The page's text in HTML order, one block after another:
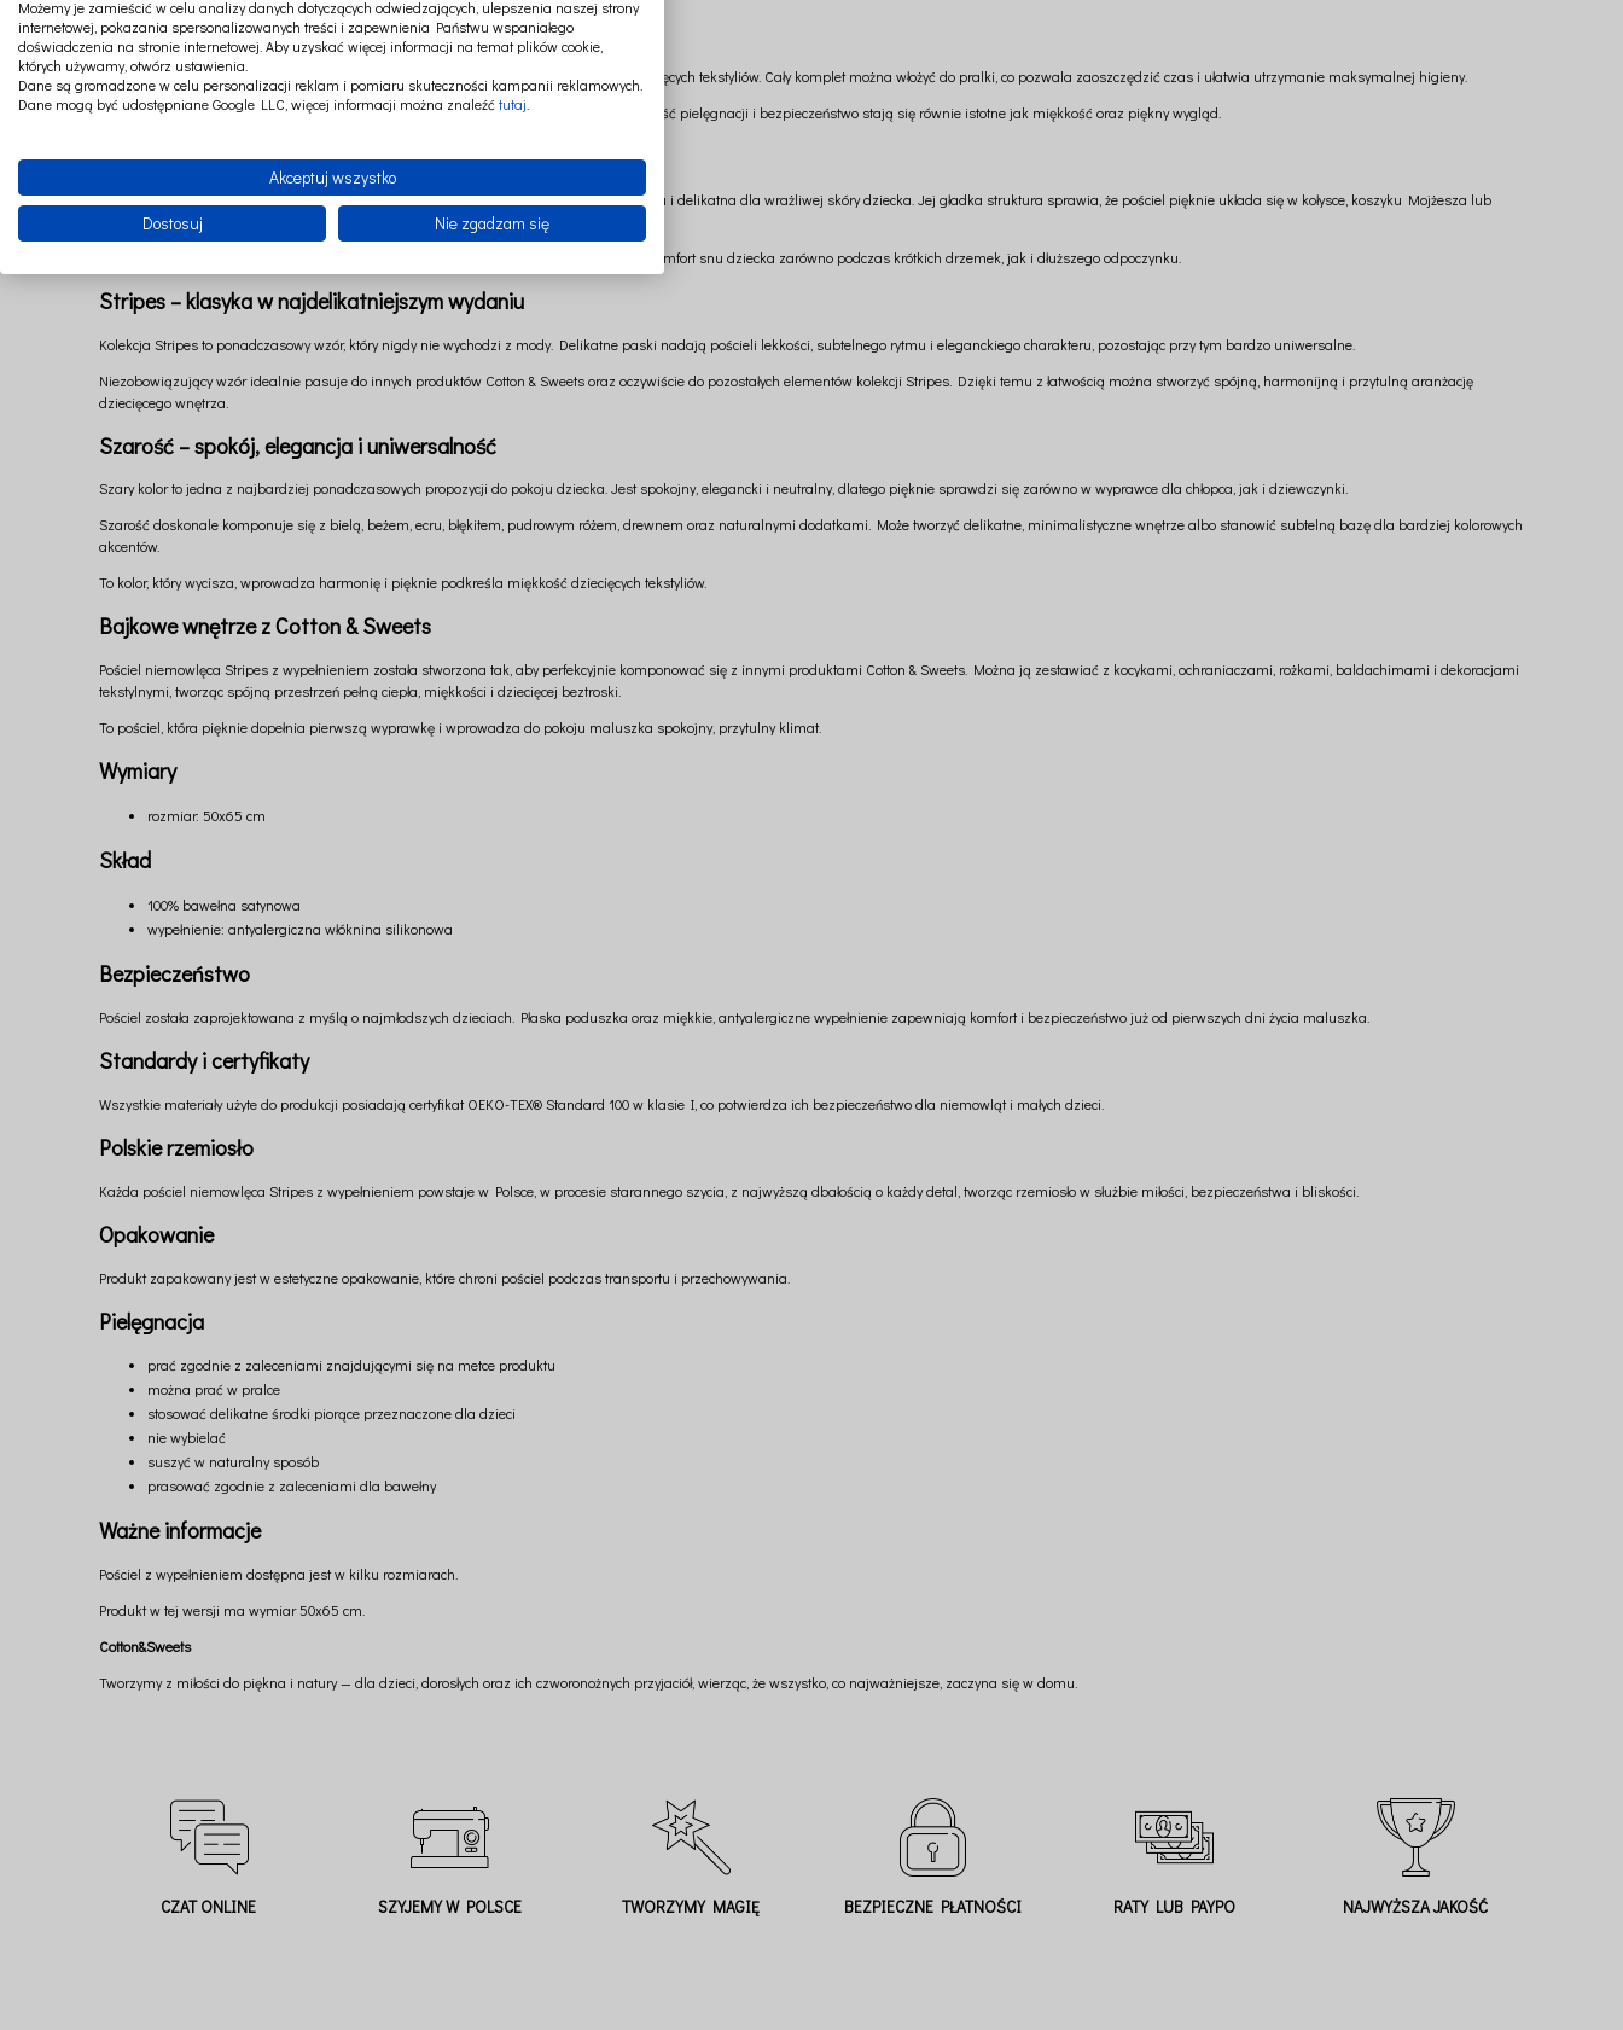
Praktyczne rozwiązanie dla rodziców
Pościel z wypełnieniem to niezwykle wygodne rozwiązanie w codziennej pielęgnacji dziecięcych tekstyliów. Cały komplet można włożyć do pralki, co pozwala zaoszczędzić czas i ułatwia utrzymanie maksymalnej higieny.
To szczególnie ważne w pierwszych miesiącach życia dziecka, kiedy funkcjonalność, łatwość pielęgnacji i bezpieczeństwo stają się równie istotne jak miękkość oraz piękny wygląd.
Miękka bawełna satynowa
Pościel została uszyta ze 100% bawełny satynowej, która jest cudownie przyjemna w dotyku i delikatna dla wrażliwej skóry dziecka. Jej gładka struktura sprawia, że pościel pięknie układa się w kołysce, koszyku Mojżesza lub
pierwszym łóżeczku maluszka.
Antyalergiczna włóknina silikonowa zapewnia całoroczne, przyjemne otulenie, dbając o komfort snu dziecka zarówno podczas krótkich drzemek, jak i dłuższego odpoczynku.
Stripes – klasyka w najdelikatniejszym wydaniu
Kolekcja Stripes to ponadczasowy wzór, który nigdy nie wychodzi z mody. Delikatne paski nadają pościeli lekkości, subtelnego rytmu i eleganckiego charakteru, pozostając przy tym bardzo uniwersalne.
Niezobowiązujący wzór idealnie pasuje do innych produktów Cotton & Sweets oraz oczywiście do pozostałych elementów kolekcji Stripes. Dzięki temu z łatwością można stworzyć spójną, harmonijną i przytulną aranżację
dziecięcego wnętrza.
Szarość – spokój, elegancja i uniwersalność
Szary kolor to jedna z najbardziej ponadczasowych propozycji do pokoju dziecka. Jest spokojny, elegancki i neutralny, dlatego pięknie sprawdzi się zarówno w wyprawce dla chłopca, jak i dziewczynki.
Szarość doskonale komponuje się z bielą, beżem, ecru, błękitem, pudrowym różem, drewnem oraz naturalnymi dodatkami. Może tworzyć delikatne, minimalistyczne wnętrze albo stanowić subtelną bazę dla bardziej kolorowych
akcentów.
To kolor, który wycisza, wprowadza harmonię i pięknie podkreśla miękkość dziecięcych tekstyliów.
Bajkowe wnętrze z Cotton & Sweets
Pościel niemowlęca Stripes z wypełnieniem została stworzona tak, aby perfekcyjnie komponować się z innymi produktami Cotton & Sweets. Można ją zestawiać z kocykami, ochraniaczami, rożkami, baldachimami i dekoracjami
tekstylnymi, tworząc spójną przestrzeń pełną ciepła, miękkości i dziecięcej beztroski.
To pościel, która pięknie dopełnia pierwszą wyprawkę i wprowadza do pokoju maluszka spokojny, przytulny klimat.
Wymiary
rozmiar: 50x65 cm
Skład
100% bawełna satynowa
wypełnienie: antyalergiczna włóknina silikonowa
Bezpieczeństwo
Pościel została zaprojektowana z myślą o najmłodszych dzieciach. Płaska poduszka oraz miękkie, antyalergiczne wypełnienie zapewniają komfort i bezpieczeństwo już od pierwszych dni życia maluszka.
Standardy i certyfikaty
Wszystkie materiały użyte do produkcji posiadają certyfikat OEKO-TEX® Standard 100 w klasie I, co potwierdza ich bezpieczeństwo dla niemowląt i małych dzieci.
Polskie rzemiosło
Każda pościel niemowlęca Stripes z wypełnieniem powstaje w Polsce, w procesie starannego szycia, z najwyższą dbałością o każdy detal, tworząc rzemiosło w służbie miłości, bezpieczeństwa i bliskości.
Opakowanie
Produkt zapakowany jest w estetyczne opakowanie, które chroni pościel podczas transportu i przechowywania.
Pielęgnacja
prać zgodnie z zaleceniami znajdującymi się na metce produktu
można prać w pralce
stosować delikatne środki piorące przeznaczone dla dzieci
nie wybielać
suszyć w naturalny sposób
prasować zgodnie z zaleceniami dla bawełny
Ważne informacje
Pościel z wypełnieniem dostępna jest w kilku rozmiarach.
Produkt w tej wersji ma wymiar 50x65 cm.
Cotton&Sweets
Tworzymy z miłości do piękna i natury — dla dzieci, dorosłych oraz ich czworonożnych przyjaciół, wierząc, że wszystko, co najważniejsze, zaczyna się w domu.
CZAT ONLINE SZYJEMY W POLSCE TWORZYMY MAGIĘ BEZPIECZNE PŁATNOŚCI RATY LUB PAYPO NAJWYŻSZA JAKOŚĆ
Możemy je zamieścić w celu analizy danych dotyczących odwiedzających, ulepszenia naszej strony
internetowej, pokazania spersonalizowanych treści i zapewnienia Państwu wspaniałego
doświadczenia na stronie internetowej. Aby uzyskać więcej informacji na temat plików cookie,
których używamy, otwórz ustawienia.
Dane są gromadzone w celu personalizacji reklam i pomiaru skuteczności kampanii reklamowych.
Dane mogą być udostępniane Google LLC, więcej informacji można znaleźć tutaj
Akceptuj wszystko
Dostosuj Nie zgadzam się